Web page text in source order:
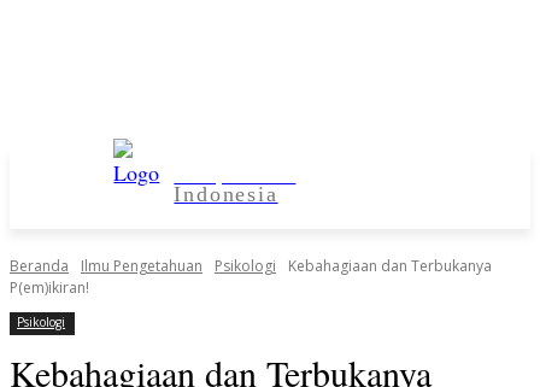
Indonesia
Beranda Ilmu Pengetahuan Psikologi
Kebahagiaan dan Terbukanya
P(em)ikiran!
Psikologi
Kebahagiaan dan Terbukanya